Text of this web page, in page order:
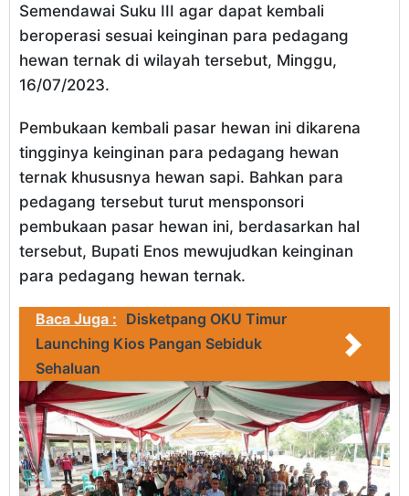
Semendawai Suku III agar dapat kembali
beroperasi sesuai keinginan para pedagang
hewan ternak di wilayah tersebut, Minggu,
16/07/2023.
Pembukaan kembali pasar hewan ini dikarena
tingginya keinginan para pedagang hewan
ternak khususnya hewan sapi. Bahkan para
pedagang tersebut turut mensponsori
pembukaan pasar hewan ini, berdasarkan hal
tersebut, Bupati Enos mewujudkan keinginan
para pedagang hewan ternak.
Baca Juga : Disketpang OKU Timur
Launching Kios Pangan Sebiduk
Sehaluan